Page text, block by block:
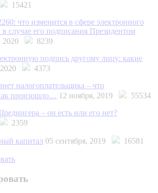
15421
что изменится в сфере электронного
в случае его подписания Президентом
2020
8239
подпись другому лицу: какие
2020
4373
налогоплательщика – что
произошло… 12 ноября, 2019
55534
– он есть или его нет?
2359
капитал 05 сентября, 2019 16581